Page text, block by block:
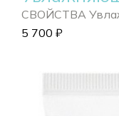
СВОЙСТВА
5 700 ₽